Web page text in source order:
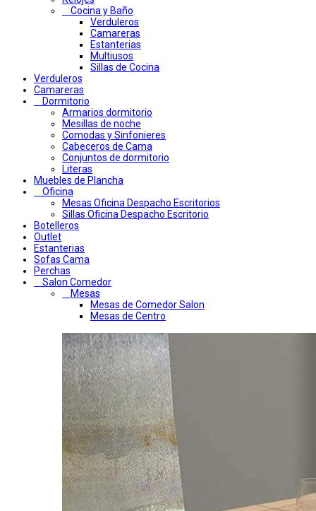
Cocina y Baño
Verduleros
Camareras
Estanterias
Multiusos
Sillas de Cocina
Verduleros
Camareras
Dormitorio
Armarios dormitorio
Mesillas de noche
Comodas y Sinfonieres
Cabeceros de Cama
Conjuntos de dormitorio
Literas
Muebles de Plancha
Oficina
Mesas Oficina Despacho Escritorios
Sillas Oficina Despacho Escritorio
Botelleros
Outlet
Estanterias
Sofas Cama
Perchas
Salon Comedor
Mesas
Mesas de Comedor Salon
Mesas de Centro